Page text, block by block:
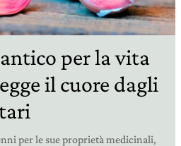
per la vita
il cuore dagli
per le sue proprietà medicinali,